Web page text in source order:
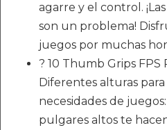
agarre y el control.
son un problema!
juegos por muchas
? 10 Thumb Grips FPS
Diferentes alturas
necesidades de
pulgares altos te